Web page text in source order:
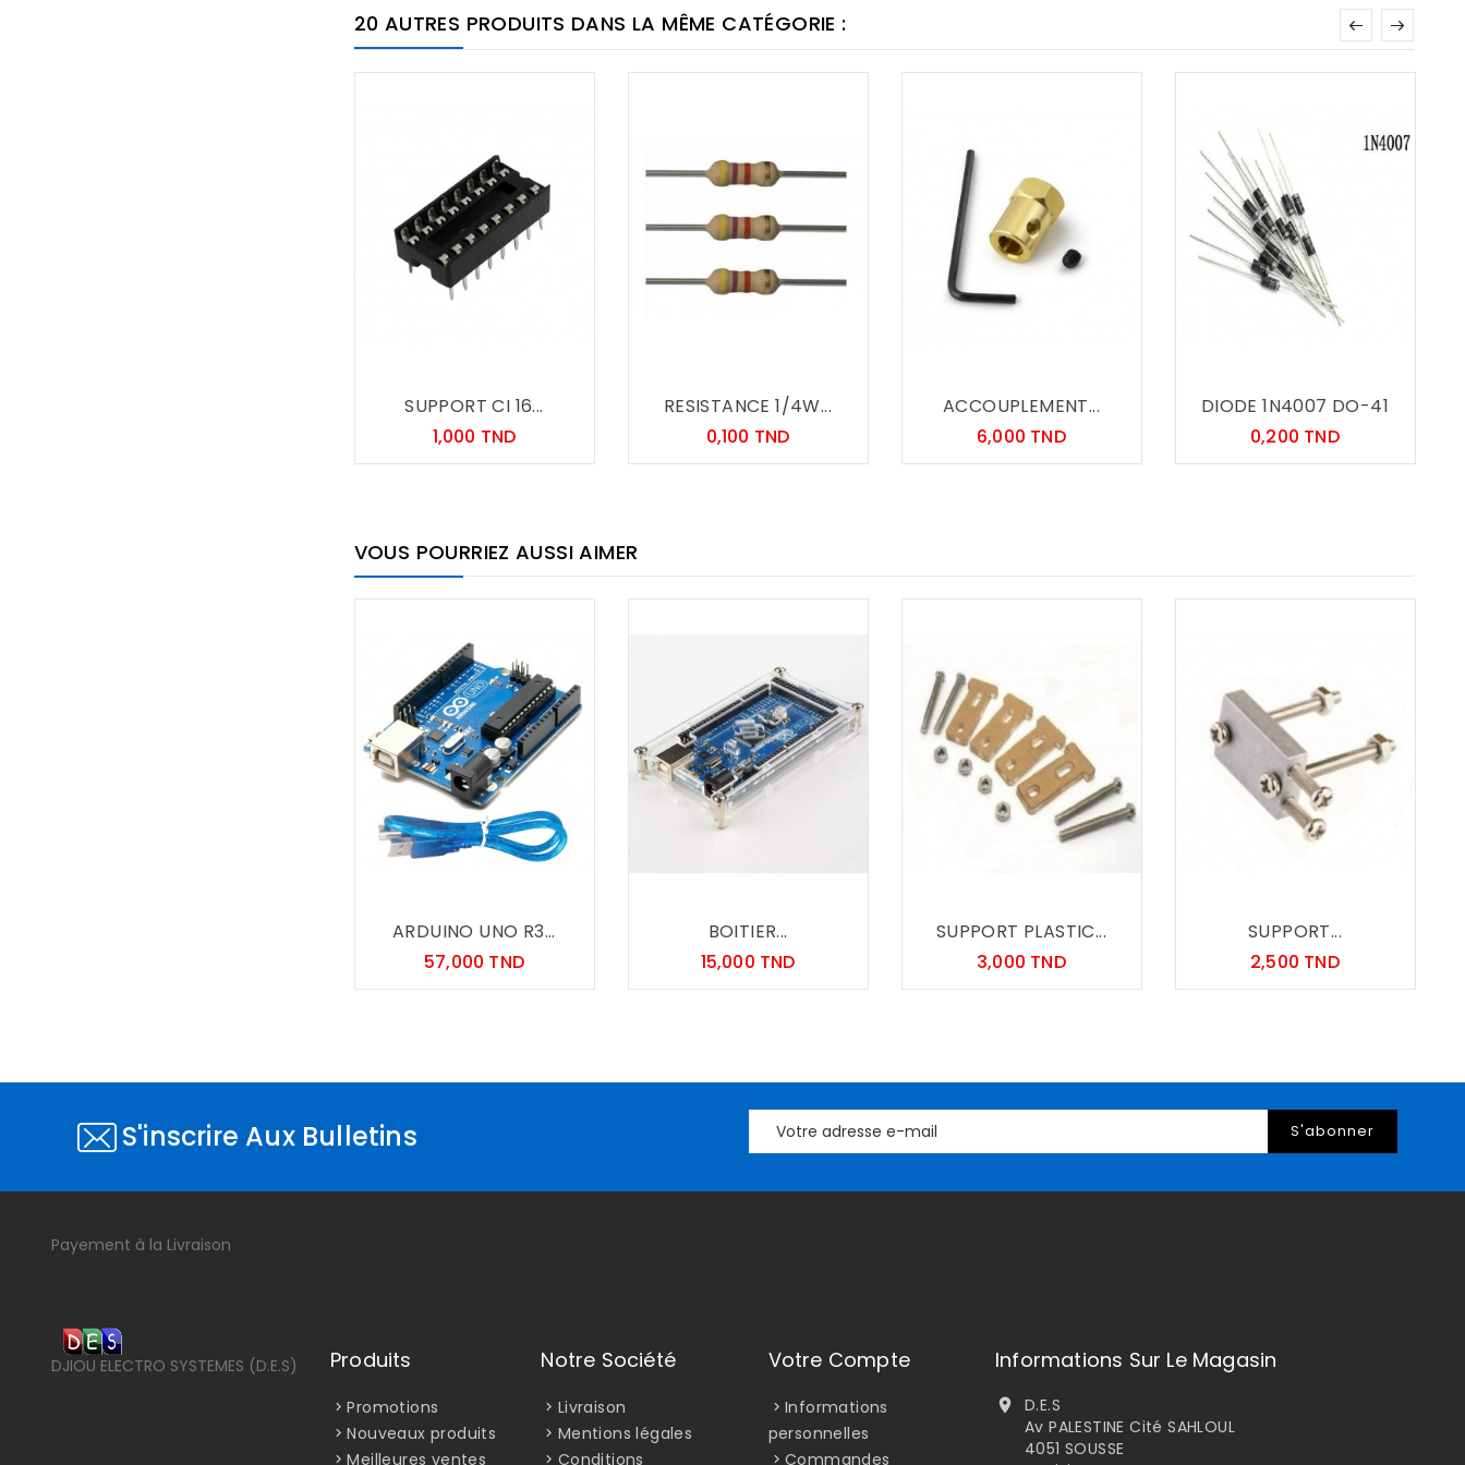
20 AUTRES PRODUITS DANS LA MÊME CATÉGORIE :
SUPPORT CI 16...
1,000 TNDPrix
RESISTANCE 1/4W...
0,100 TNDPrix
ACCOUPLEMENT...
6,000 TNDPrix
DIODE 1N4007 DO-41
0,200 TNDPrix
VOUS POURRIEZ AUSSI AIMER
ARDUINO UNO R3...
57,000 TNDPrix
BOITIER...
15,000 TNDPrix
SUPPORT PLASTIC...
3,000 TNDPrix
SUPPORT...
2,500 TNDPrix
S'inscrire Aux Bulletins
Payement à la Livraison
DJIOU ELECTRO SYSTEMES (D.E.S) Produits
Promotions
Nouveaux produits
Meilleures ventes
Notre Société
Livraison
Mentions légales
Conditions
Votre Compte
Informations
personnelles
Commandes
Informations Sur Le Magasin

D.E.S
Av PALESTINE Cité SAHLOUL
4051 SOUSSE